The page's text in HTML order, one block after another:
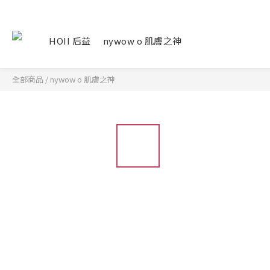
HOII 后益 nywow o 肌膚之神
全部商品 / nywow o 肌膚之神